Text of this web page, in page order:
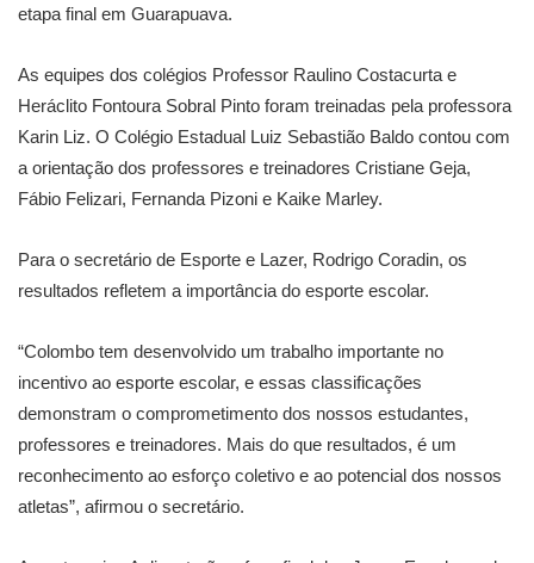
etapa final em Guarapuava.
As equipes dos colégios Professor Raulino Costacurta e
Heráclito Fontoura Sobral Pinto foram treinadas pela professora
Karin Liz. O Colégio Estadual Luiz Sebastião Baldo contou com
a orientação dos professores e treinadores Cristiane Geja,
Fábio Felizari, Fernanda Pizoni e Kaike Marley.
Para o secretário de Esporte e Lazer, Rodrigo Coradin, os
resultados refletem a importância do esporte escolar.
“Colombo tem desenvolvido um trabalho importante no
incentivo ao esporte escolar, e essas classificações
demonstram o comprometimento dos nossos estudantes,
professores e treinadores. Mais do que resultados, é um
reconhecimento ao esforço coletivo e ao potencial dos nossos
atletas”, afirmou o secretário.